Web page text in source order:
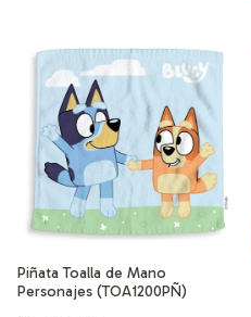
Piñata Toalla de Mano
Personajes (TOA1200PÑ)